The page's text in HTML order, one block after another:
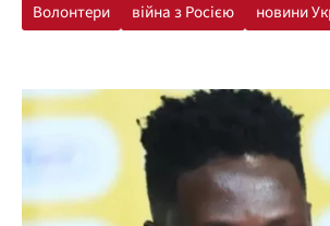
Волонтери війна з Росією новини